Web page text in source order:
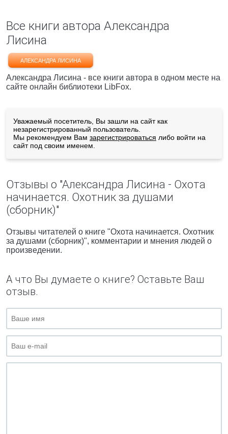
Все книги автора Александра
Лисина
АЛЕКСАНДРА ЛИСИНА
Александра Лисина - все книги автора в одном месте на
сайте онлайн библиотеки LibFox.
Уважаемый посетитель, Вы зашли на сайт как
незарегистрированный пользователь.
Мы рекомендуем Вам зарегистрироваться либо войти на
сайт под своим именем.
Отзывы о "Александра Лисина - Охота
начинается. Охотник за душами
(сборник)"
Отзывы читателей о книге "Охота начинается. Охотник
за душами (сборник)", комментарии и мнения людей о
произведении.
А что Вы думаете о книге? Оставьте Ваш
отзыв.